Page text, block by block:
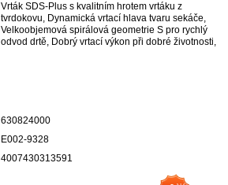
Vrták SDS-Plus s kvalitním hrotem vrtáku z
tvrdokovu, Dynamická vrtací hlava tvaru sekáče,
Velkoobjemová spirálová geometrie S pro rychlý
odvod drtě, Dobrý vrtací výkon při dobré životnosti,
630824000
E002-9328
4007430313591